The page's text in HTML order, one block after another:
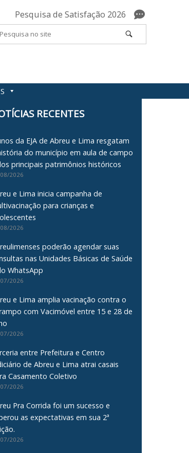
Pesquisa de Satisfação 2026
RECENTES
da EJA de Abreu e Lima resgatam
do município em aula de campo
principais patrimônios históricos
2026
e Lima inicia campanha de
para crianças e
2026
poderão agendar suas
nas Unidades Básicas de Saúde
WhatsApp
2026
e Lima amplia vacinação contra o
com Vacimóvel entre 15 e 28 de
2026
entre Prefeitura e Centro
de Abreu e Lima atrai casais
Casamento Coletivo
2026
Pra Corrida foi um sucesso e
as expectativas em sua 2ª
2026